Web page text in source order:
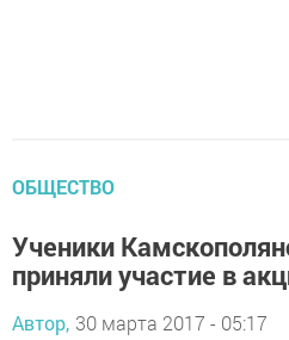
ОБЩЕСТВО
Ученики
приняли участие в
Автор, 30 марта 2017 - 05:17